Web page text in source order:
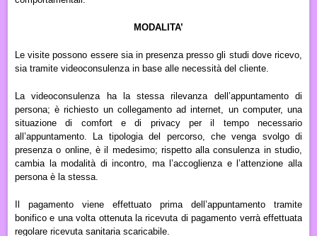
MODALITA’
Le visite possono essere sia in presenza presso gli studi dove ricevo,
sia tramite videoconsulenza in base alle necessità del cliente.
La videoconsulenza ha la stessa rilevanza dell’appuntamento di
persona; è richiesto un collegamento ad internet, un computer, una
situazione di comfort e di privacy per il tempo necessario
all’appuntamento. La tipologia del percorso, che venga svolgo di
presenza o online, è il medesimo; rispetto alla consulenza in studio,
cambia la modalità di incontro, ma l’accoglienza e l’attenzione alla
persona è la stessa.
Il pagamento viene effettuato prima dell’appuntamento tramite
bonifico e una volta ottenuta la ricevuta di pagamento verrà effettuata
regolare ricevuta sanitaria scaricabile.